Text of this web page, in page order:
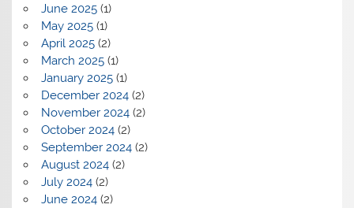
June 2025(1)
May 2025(1)
April 2025(2)
March 2025(1)
January 2025(1)
December 2024(2)
November 2024(2)
October 2024(2)
September 2024(2)
August 2024(2)
July 2024(2)
June 2024(2)